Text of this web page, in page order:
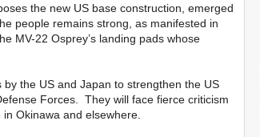
the new US base construction, emerged
people remains strong, as manifested in
MV-22 Osprey’s landing pads whose
the US and Japan to strengthen the US
Forces. They will face fierce criticism
Okinawa and elsewhere.